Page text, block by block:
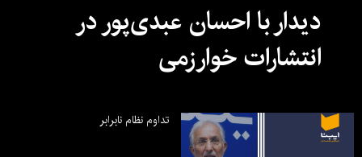
دیدار با احسان عبدی‌پور در
انتشارات خوارزمی
تداوم نظام نابرابر